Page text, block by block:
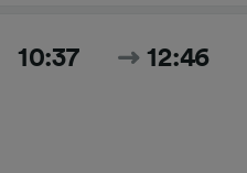
10:37 12:46